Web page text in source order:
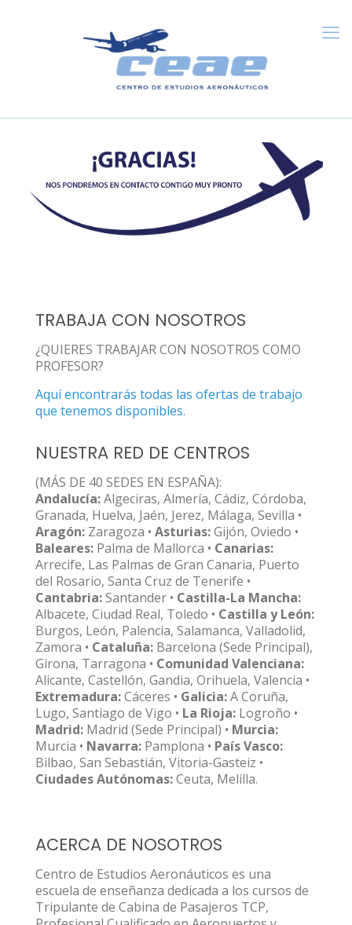
TRABAJA CON NOSOTROS
¿QUIERES TRABAJAR CON NOSOTROS COMO
PROFESOR?
Aquí encontrarás todas las ofertas de trabajo
que tenemos disponibles.
NUESTRA RED DE CENTROS
(MÁS DE 40 SEDES EN ESPAÑA):
Andalucía:Algeciras, Almería, Cádiz, Córdoba,
Granada, Huelva, Jaén, Jerez, Málaga, Sevilla •
Aragón: Zaragoza • Asturias:Gijón, Oviedo •
Baleares: Palma de Mallorca • Canarias:
Arrecife, Las Palmas de Gran Canaria, Puerto
del Rosario, Santa Cruz de Tenerife •
Cantabria:Santander • Castilla-La Mancha:
Albacete, Ciudad Real, Toledo • Castilla y León:
Burgos, León, Palencia, Salamanca, Valladolid,
Zamora • Cataluña: Barcelona (Sede Principal),
Girona, Tarragona • Comunidad Valenciana:
Alicante, Castellón, Gandia, Orihuela, Valencia •
Extremadura:Cáceres • Galicia:A Coruña,
Lugo, Santiago de Vigo • La Rioja: Logroño •
Madrid: Madrid (Sede Principal) • Murcia:
Murcia • Navarra: Pamplona • País Vasco:
Bilbao, San Sebastián, Vitoria-Gasteiz •
Ciudades Autónomas:Ceuta, Melilla.
ACERCA DE NOSOTROS
Centro de Estudios Aeronáuticos es una
escuela de enseñanza dedicada a los cursos de
Tripulante de Cabina de Pasajeros TCP,